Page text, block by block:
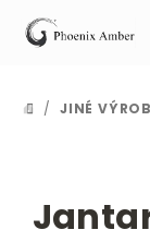
obsah
DOMŮ
/ JINÉ